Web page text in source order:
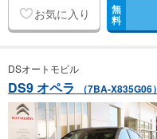
お気に入り 無
料
DSオートモビル
DS9 オペラ （7BA-X835G06）